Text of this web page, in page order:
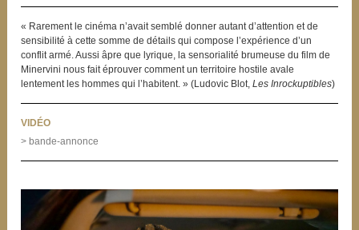
« Rarement le cinéma n’avait semblé donner autant d’attention et de
sensibilité à cette somme de détails qui compose l’expérience d’un
conflit armé. Aussi âpre que lyrique, la sensorialité brumeuse du film de
Minervini nous fait éprouver comment un territoire hostile avale
lentement les hommes qui l’habitent. » (Ludovic Blot, Les Inrockuptibles)
VIDÉO
> bande-annonce